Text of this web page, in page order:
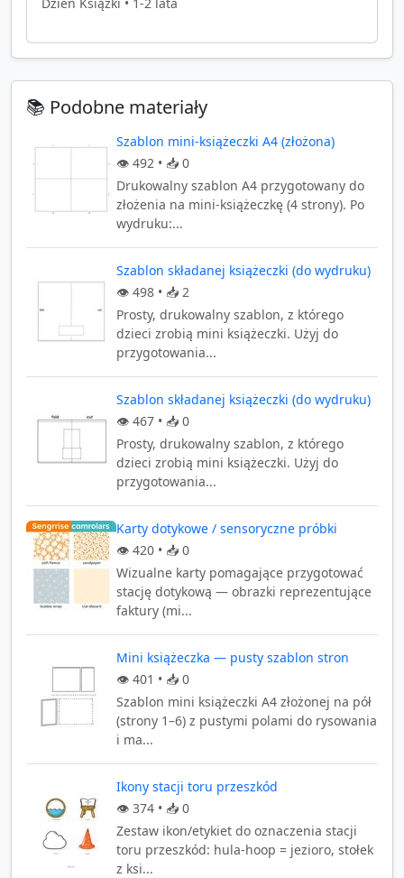
📚 Podobne materiały
Szablon mini-książeczki A4 (złożona)
👁️ 492 • 📥 0
Drukowalny szablon A4 przygotowany do
złożenia na mini-książeczkę (4 strony). Po
wydruku:...
Szablon składanej książeczki (do wydruku)
👁️ 498 • 📥 2
Prosty, drukowalny szablon, z którego
dzieci zrobią mini książeczki. Użyj do
przygotowania...
Szablon składanej książeczki (do wydruku)
👁️ 467 • 📥 0
Prosty, drukowalny szablon, z którego
dzieci zrobią mini książeczki. Użyj do
przygotowania...
Karty dotykowe / sensoryczne próbki
👁️ 420 • 📥 0
Wizualne karty pomagające przygotować
stację dotykową — obrazki reprezentujące
faktury (mi...
Mini książeczka — pusty szablon stron
👁️ 401 • 📥 0
Szablon mini książeczki A4 złożonej na pół
(strony 1–6) z pustymi polami do rysowania
i ma...
Ikony stacji toru przeszkód
👁️ 374 • 📥 0
Zestaw ikon/etykiet do oznaczenia stacji
toru przeszkód: hula-hoop = jezioro, stołek
z ksi...